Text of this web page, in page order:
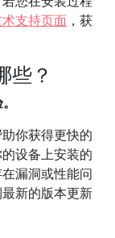
支持页面 ，获
些？
你获得更快的
设备上安装的
漏洞或性能问
新的版本更新